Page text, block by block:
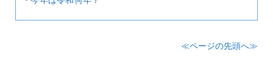
≪ページの先頭へ≫